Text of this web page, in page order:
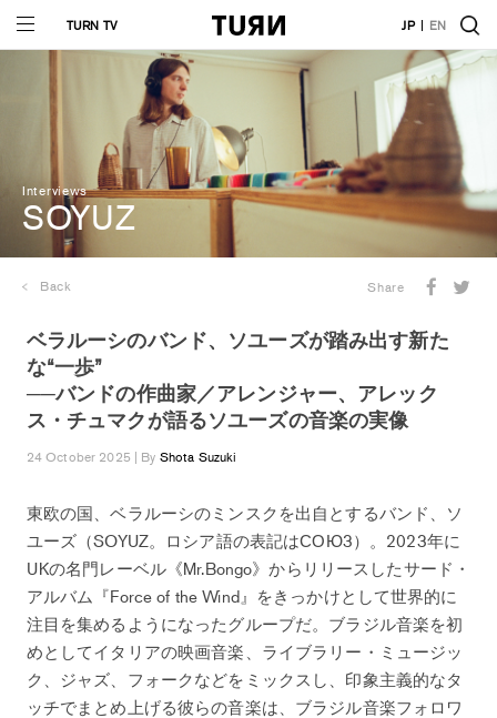
TURN TV JP EN
Interviews
SOYUZ
Back Share
ベラルーシのバンド、ソユーズが踏み出す新た
な“一歩”
──バンドの作曲家／アレンジャー、アレック
ス・チュマクが語るソユーズの音楽の実像
24 October 2025 | By Shota Suzuki
東欧の国、ベラルーシのミンスクを出自とするバンド、ソ
ユーズ（SOYUZ。ロシア語の表記はСОЮ3）。2023年に
UKの名門レーベル《Mr.Bongo》からリリースしたサード・
アルバム『Force of the Wind』をきっかけとして世界的に
注目を集めるようになったグループだ。ブラジル音楽を初
めとしてイタリアの映画音楽、ライブラリー・ミュージッ
ク、ジャズ、フォークなどをミックスし、印象主義的なタ
ッチでまとめ上げる彼らの音楽は、ブラジル音楽フォロワ